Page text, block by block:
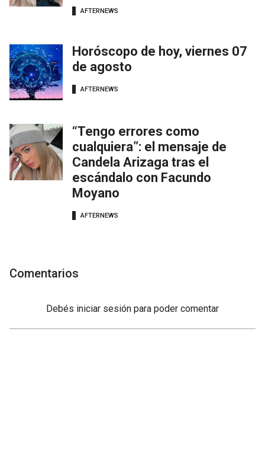
AFTERNEWS
Horóscopo de hoy, viernes 07
de agosto
AFTERNEWS
“Tengo errores como
cualquiera”: el mensaje de
Candela Arizaga tras el
escándalo con Facundo
Moyano
AFTERNEWS
Comentarios
Debés iniciar sesión para poder comentar